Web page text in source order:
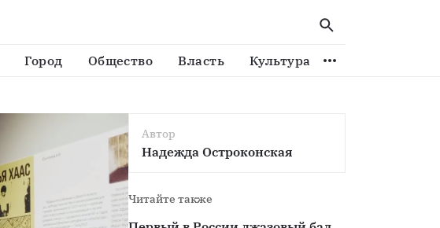
Город Общество Власть Культура Спорт
Автор
Надежда Остроконская
Читайте также